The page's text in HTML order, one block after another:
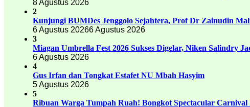
8 Agustus 2026
2
Kunjungi BUMDes Jenggolo Sejahtera, Prof Dr Zainudin
6 Agustus 20266 Agustus 2026
3
Miagan Umbrella Fest 2026 Sukses Digelar, Niken Salindry
6 Agustus 2026
4
Gus Irfan dan Tongkat Estafet NU Mbah Hasyim
5 Agustus 2026
5
Ribuan Warga Tumpah Ruah! Bongkot Spectacular Carnival